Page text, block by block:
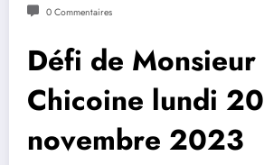
0 Commentaires
Défi de Monsieur
Chicoine lundi 20
novembre 2023